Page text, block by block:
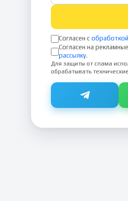
Согласен с
Согласен на
рассылку.
Для защиты от спама
обрабатывать